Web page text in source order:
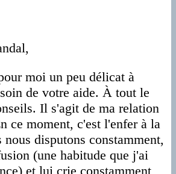
moi un peu délicat à
de votre aide. À tout le
Il s'agit de ma relation
ce moment, c'est l'enfer à la
disputons constamment,
(une habitude que j'ai
et lui crie constamment